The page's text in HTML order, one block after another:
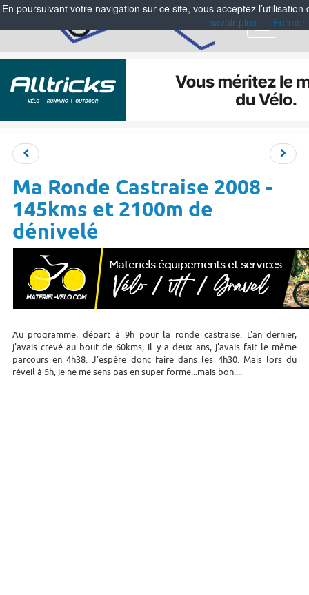
Menu
Ma Ronde Castraise 2008 -
145kms et 2100m de
dénivelé
Au programme, départ à 9h pour la ronde castraise. L'an dernier,
j'avais crevé au bout de 60kms, il y a deux ans, j'avais fait le même
parcours en 4h38. J'espère donc faire dans les 4h30. Mais lors du
réveil à 5h, je ne me sens pas en super forme...mais bon....
En poursuivant votre navigation sur ce site, vous acceptez
savoir plus
Fermer